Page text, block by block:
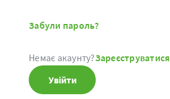
Забули пароль?
Немає акаунту?Зареєструватися
Увійти